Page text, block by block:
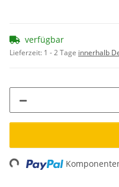
verfügbar
Lieferzeit: 1 - 2 Tage innerhalb